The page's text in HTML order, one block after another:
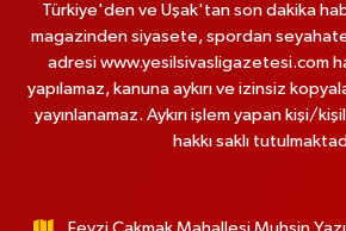
Türkiye'den ve Uşak'tan son dakika
magazinden siyasete, spordan
adresi www.yesilsivasligazetesi.com
yapılamaz, kanuna aykırı ve izinsiz
yayınlanamaz. Aykırı işlem yapan kişi/
hakkı saklı